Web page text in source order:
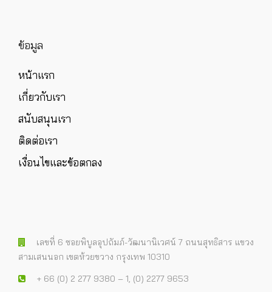
ข้อมูล
หน้าแรก
เกี่ยวกับเรา
สนับสนุนเรา
ติดต่อเรา
เงื่อนไขและข้อตกลง
เลขที่ 6 ซอยพิบูลอุปถัมภ์-วัฒนานิเวศน์ 7 ถนนสุทธิสาร แขวง
สามเสนนอก เขตห้วยขวาง กรุงเทพ 10310
+ 66 (0) 2 277 9380 – 1, (0) 2277 9653